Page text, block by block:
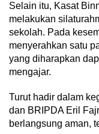
Selain itu, Kasat
melakukan
sekolah. Pada
menyerahkan satu
yang diharapkan
mengajar.
Turut hadir dalam
dan BRIPDA Eril
berlangsung aman,